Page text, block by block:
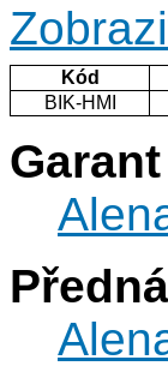
Kód
BIK-HMI